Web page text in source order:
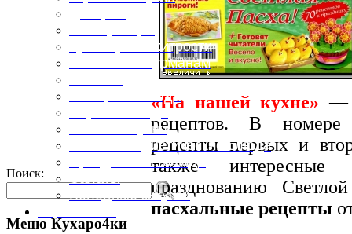
Кулинарные хитрости
Маленьким гурманам
Овощные блюда
Первые блюда
Полевая кухня
Постные и диетические блюда
Праздничные блюда
Салаты
Холодные закуски
Поиск:
Меню Кухаро4ки
«На нашей кухне» —
рецептов. В номере
рецепты первых и
также
празднованию
пасхальные рецепты